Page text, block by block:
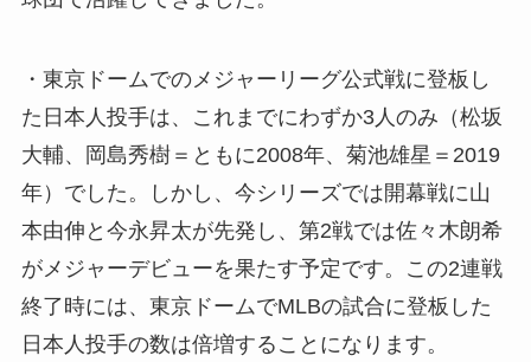
・東京ドームでのメジャーリーグ公式戦に登板し
た日本人投手は、これまでにわずか3人のみ（松坂
大輔、岡島秀樹＝ともに2008年、菊池雄星＝2019
年）でした。しかし、今シリーズでは開幕戦に山
本由伸と今永昇太が先発し、第2戦では佐々木朗希
がメジャーデビューを果たす予定です。この2連戦
終了時には、東京ドームでMLBの試合に登板した
日本人投手の数は倍増することになります。